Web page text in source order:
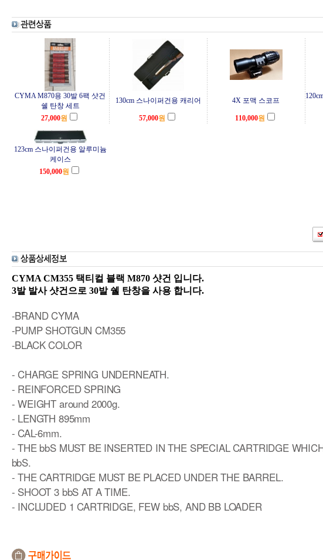
CYMA M870용 30발 6팩 샷건
쉘 탄창 세트
130cm 스나이퍼건용 캐리어 4X 포맥 스코프
27,000원 57,000원 110,000원
123cm 스나이퍼건용 알루미늄
케이스
150,000원
CYMA CM355 택티컬 블랙 M870 샷건 입니다.
3발 발사 샷건으로 30발 쉘 탄창을 사용 합니다.
-BRAND CYMA
-PUMP SHOTGUN CM355
-BLACK COLOR
- CHARGE SPRING UNDERNEATH.
- REINFORCED SPRING
- WEIGHT around 2000g.
- LENGTH 895mm
- CAL-6mm.
- THE bbS MUST BE INSERTED IN THE SPECIAL CARTRIDGE
bbS.
- THE CARTRIDGE MUST BE PLACED UNDER THE BARREL.
- SHOOT 3 bbS AT A TIME.
- INCLUDED 1 CARTRIDGE, FEW bbS, AND BB LOADER